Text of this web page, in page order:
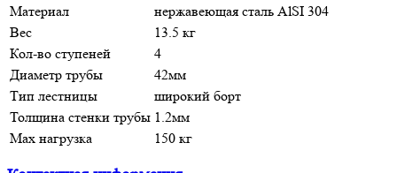
Материал
нержавеющая сталь AlSI 304
Вес
13.5 кг
Кол-во ступеней
4
Диаметр трубы
42мм
Тип лестницы
широкий борт
Толщина стенки трубы 1.2мм
Мax нагрузка
150 кг